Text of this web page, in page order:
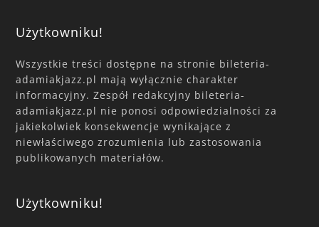
Użytkowniku!
Wszystkie treści dostępne na stronie bileteria-
adamiakjazz.pl mają wyłącznie charakter
informacyjny. Zespół redakcyjny bileteria-
adamiakjazz.pl nie ponosi odpowiedzialności za
jakiekolwiek konsekwencje wynikające z
niewłaściwego zrozumienia lub zastosowania
publikowanych materiałów.
Użytkowniku!